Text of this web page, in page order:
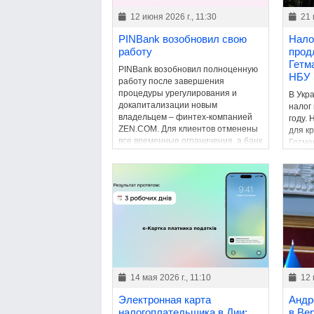
12 июня 2026 г., 11:30
PINBank возобновил свою
работу
PINBank возобновил полноценную
работу после завершения
процедуры урегулирования и
докапитализации новым
владельцем – финтех-компанией
ZEN.COM. Для клиентов отменены
все временные ограничения, а банк
вернулся к обычной деятельности.
21
НБУ
В
году.
для
14 мая 2026 г., 11:10
Электронная карта
12